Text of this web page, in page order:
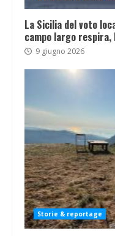
La Sicilia del voto
campo largo respira,
9 giugno 2026
Storie & reportage